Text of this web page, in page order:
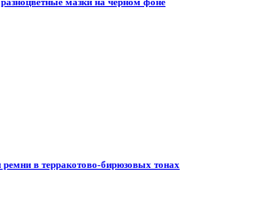
в терракотово-бирюзовых тонах